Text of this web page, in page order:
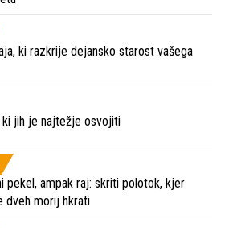
ki razkrije dejansko starost vašega
ki jih je najtežje osvojiti
pekel, ampak raj: skriti polotok, kjer
dveh morij hkrati